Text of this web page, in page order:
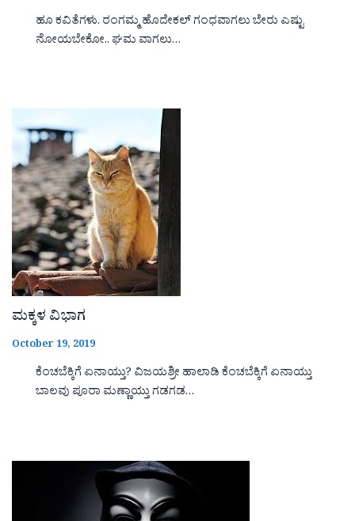
ಹೂ ಕವಿತೆಗಳು. ರಂಗಮ್ಮ ಹೊದೇಕಲ್ ಗಂಧವಾಗಲು ಬೇರು ಎಷ್ಟು
ನೋಯಬೇಕೋ.. ಘಮ ವಾಗಲು…
ಮಕ್ಕಳ ವಿಭಾಗ
October 19, 2019
ಕೆಂಚಬೆಕ್ಕಿಗೆ ಏನಾಯ್ತು? ವಿಜಯಶ್ರೀ ಹಾಲಾಡಿ ಕೆಂಚಬೆಕ್ಕಿಗೆ ಏನಾಯ್ತು
ಬಾಲವು ಪೂರಾ ಮಣ್ಣಾಯ್ತು ಗಡಗಡ…